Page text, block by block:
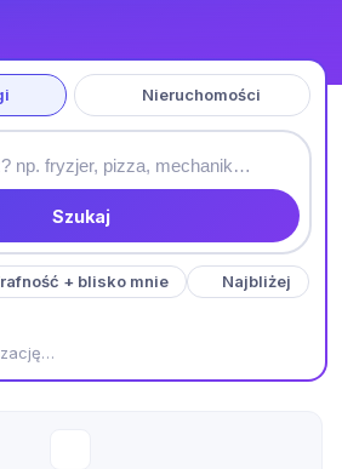
Nieruchomości
Szukaj
+ blisko mnie
Najbliżej